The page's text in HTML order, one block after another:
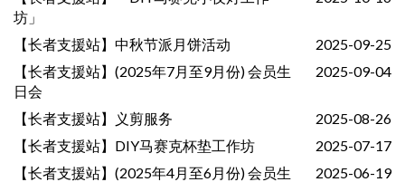
坊」
【长者支援站】中秋节派月饼活动
2025-09-25
【长者支援站】(2025年7月至9月份) 会员生
日会
2025-09-04
【长者支援站】义剪服务
2025-08-26
【长者支援站】DIY马赛克杯垫工作坊
2025-07-17
【长者支援站】(2025年4月至6月份) 会员生
2025-06-19